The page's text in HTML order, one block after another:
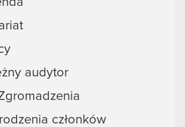
audytor
członków